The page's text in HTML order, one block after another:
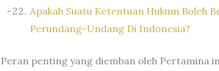
Apakah Suatu Ketentuan Hukum Boleh
Perundang-Undang Di Indonesia?
Peran penting yang diemban oleh Pertamina